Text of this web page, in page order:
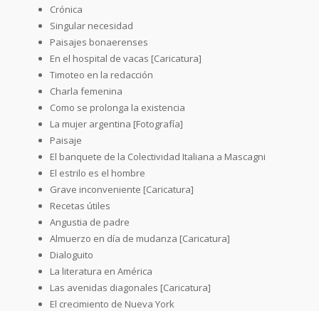
Crónica
Singular necesidad
Paisajes bonaerenses
En el hospital de vacas [Caricatura]
Timoteo en la redacción
Charla femenina
Como se prolonga la existencia
La mujer argentina [Fotografía]
Paisaje
El banquete de la Colectividad Italiana a Mascagni
El estrilo es el hombre
Grave inconveniente [Caricatura]
Recetas útiles
Angustia de padre
Almuerzo en día de mudanza [Caricatura]
Dialoguito
La literatura en América
Las avenidas diagonales [Caricatura]
El crecimiento de Nueva York